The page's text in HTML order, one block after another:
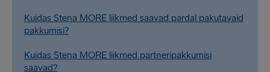
Kuidas Stena MORE liikmed saavad pardal pakutavaid
pakkumisi?
Kuidas Stena MORE liikmed partneripakkumisi
saavad?